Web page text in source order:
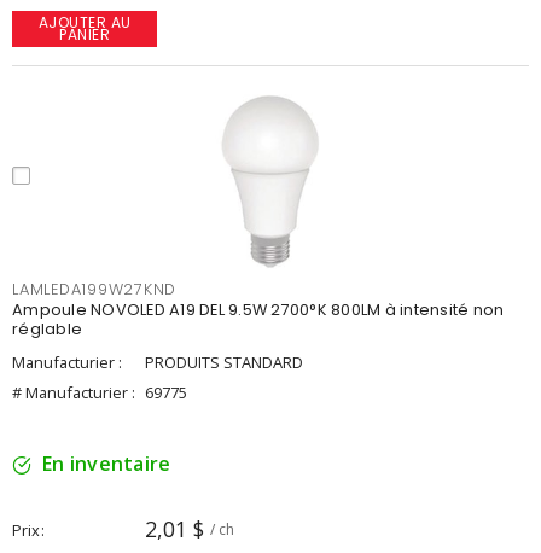
AJOUTER AU
PANIER
LAMLEDA199W27KND
Ampoule NOVOLED A19 DEL 9.5W 2700°K 800LM à intensité non
réglable
Manufacturier :
PRODUITS STANDARD
# Manufacturier : 69775
En inventaire
Prix 2,01 $ / ch